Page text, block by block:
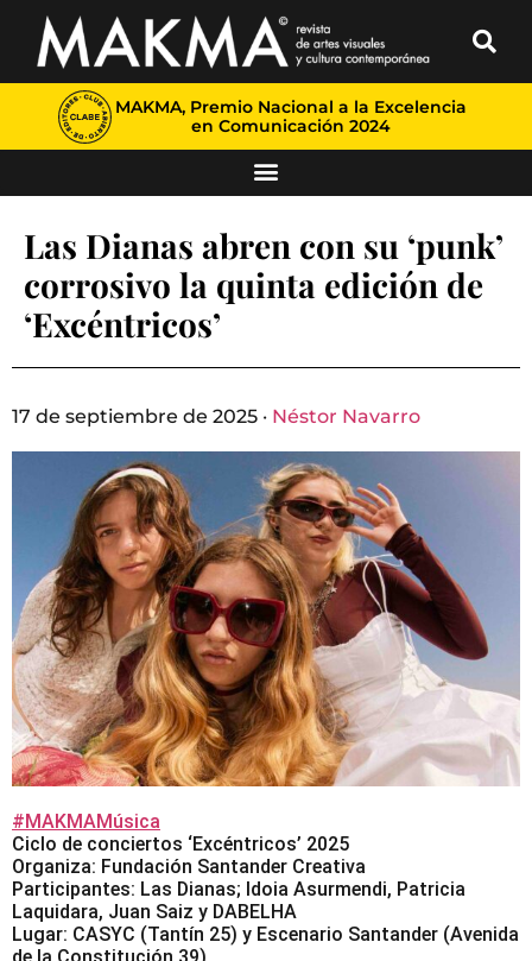
MAKMA, Premio Nacional a la Excelencia
en Comunicación 2024
Las Dianas abren con su ‘punk’
corrosivo la quinta edición de
‘Excéntricos’
17 de septiembre de 2025 · Néstor Navarro
#MAKMAMúsica
Ciclo de conciertos ‘Excéntricos’ 2025
Organiza: Fundación Santander Creativa
Participantes: Las Dianas; Idoia Asurmendi, Patricia
Laquidara, Juan Saiz y DABELHA
Lugar: CASYC (Tantín 25) y Escenario Santander (Avenida